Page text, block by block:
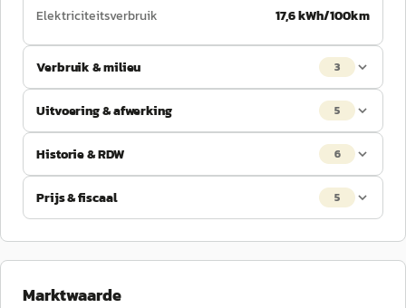
Elektriciteitsverbruik
17,6 kWh/100km
Verbruik & milieu 3
Uitvoering & afwerking 5
Historie & RDW 6
Prijs & fiscaal 5
Marktwaarde